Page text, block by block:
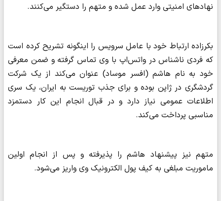
نهادهای امنیتی وارد عمل شده و متهم را دستگیر می‌کنند.
بکرزاده ارتباط خود با عامل سرویس را اینگونه تشریح کرده است
که فردی ناشناس در واتس‌اپ با وی تماس گرفته و ضمن معرفی
خود به نام هاشم (افسر موساد) عنوان می‌کند از یک شرکت
گردشگری در ژاپن بوده و برای جذب توریست به ایران، یک سری
اطلاعات عمومی نیاز دارد و در قبال انجام این کار دستمزد
مناسبی پرداخت می‌کند.
متهم نیز پیشنهاد هاشم را پذیرفته و پس از انجام اولین
ماموریت مبلغی به کیف پول الکترونیک وی واریز می‌شود.